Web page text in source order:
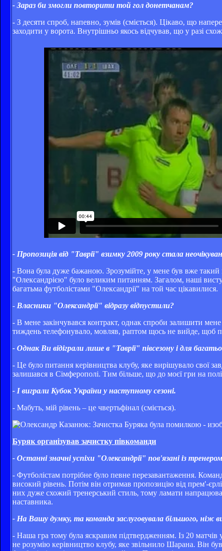
- Зараз би змогли повторити той гол донетчанам?
- З десяти спроб, напевно, зумів (сміється). Цікаво, що
заходити у ворота. Внутрішньо якось відчував, що у разі
- Пропозиція від "Таврії" взимку 2009 року стала
- Вона була дуже бажаною. Зрозумійте, у мене був вже такий
"Олександрією" було великим питанням. Загалом, наші
багатьма футболістами "Олександрії" на той час цікавилися.
- Власники "Олександрії" відразу відпустили?
- В мене закінчувався контракт, однак спроби залишити
тиждень телефонувало, мовляв, раптом щось не вийде, щоб
- Однак Ви відіграли лише в "Таврії" півсезону і для
- Це було питання керівництва клубу, яке вирішувало свої
залишався в Сімферополі. Тим більше, що до моєї гри на
- І виграли Кубок України у наступному сезоні.
- Мабуть, мій рівень – це чвертьфінал (сміється).
Буряк організував зачистку півкоманди
- Останні значні успіхи "Олександрії" пов'язані із
- Футболістам потрібне було певне перезавантаження.
високий рівень. Потім він отримав пропозицію від прем'-
них дуже схожий тренерський стиль, тому ламати
наставника.
- На Вашу думку, та команда заслуговувала більшого, ніж
- Наша гра тому була яскравим підтвердженням. Із 20
не розумію керівництво клубу, яке звільнило Шарана. Він